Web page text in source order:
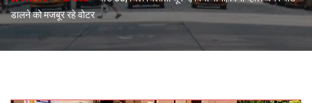
डालने को मजबूर रहे वोटर